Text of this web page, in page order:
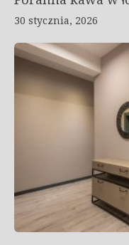
30 stycznia, 2026